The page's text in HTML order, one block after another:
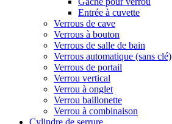
Entrée à cuvette
Verrous de cave
Verrous à bouton
Verrous de salle de bain
Verrous automatique (sans clé)
Verrous de portail
Verrou vertical
Verrou à onglet
Verrou baillonette
Verrou à combinaison
Cylindre de serrure